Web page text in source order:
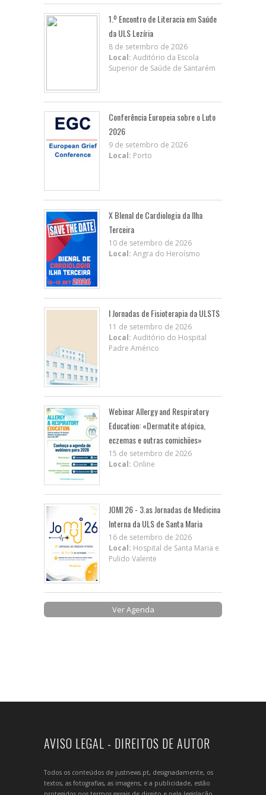
1.º Encontro de Literacia em Saúde
da ULS Lezíria
8 de setembro de 2026
Local: Auditório da Escola
Superior de Saúde de Santarém
Conferência Europeia sobre o Luto
2026
9 de setembro de 2026
Local: Porto
X BIenal de Cardiologia da Ilha
Terceira
10 de setembro de 2026
Local: Angra do Heroísmo
I Jornadas de Fisioterapia da ULSTS
11 de setembro de 2026
Local: Auditório do Hospital
Padre Américo
Webinar Allergy and Respiratory
Education: «Dermatite atópica,
eczemas e outras comichões»
15 de setembro de 2026
Local: Online
JOMI 26 - 3.as Jornadas de Medicina
Interna da ULS de Santa Maria
16 de setembro de 2026
Local: Hospital de Santa Maria e
Pulido Valente
Ver Agenda
AVISO LEGAL - DIREITOS DE AUTOR
Todos os conteúdos de justnews.pt, designadamente, os
textos, as fotografias, as imagens, e a publicidade, estão